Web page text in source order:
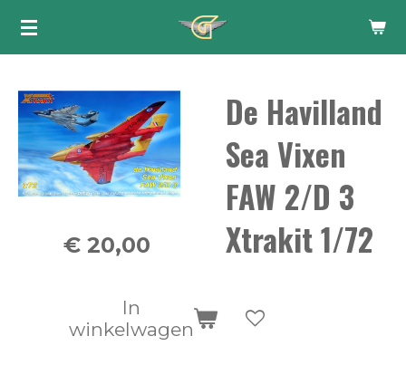
Ga
de
hoofdinhoud
De Havilland
Sea Vixen
FAW 2/D 3
Xtrakit 1/72
€ 20,00
In
winkelwagen